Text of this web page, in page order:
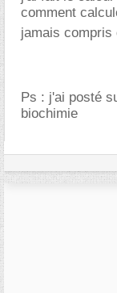
comment
jamais compris
Ps : j'ai posté
biochimie